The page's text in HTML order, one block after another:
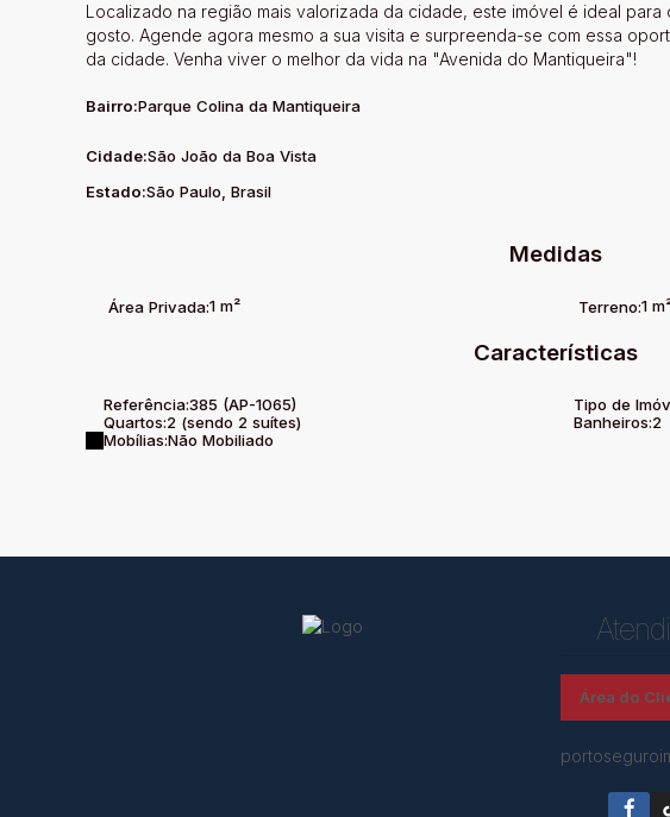
Localizado na região mais valorizada da cidade, este imóvel é ideal
gosto. Agende agora mesmo a sua visita e surpreenda-se com essa
da cidade. Venha viver o melhor da vida na "Avenida do Mantiqueira"!
Bairro:Parque Colina da Mantiqueira
Cidade:São João da Boa Vista
Estado:São Paulo, Brasil
Medidas
Área Privada:1 m² Terreno:1
Características
Referência:385 (AP-1065) Tipo de
Quartos:2 (sendo 2 suítes) Banheiros:2
Mobílias:Não Mobiliado
Área do